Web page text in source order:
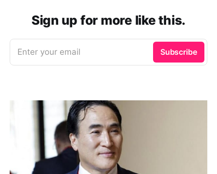
Sign up for more like this.
Enter your email Subscribe